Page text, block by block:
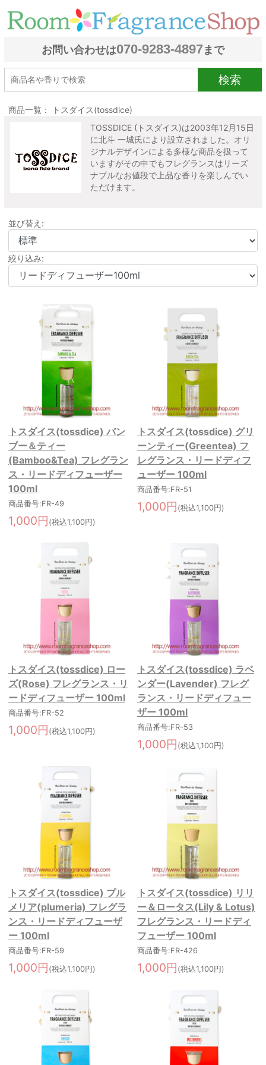
お問い合わせは070-9283-4897まで
検索
商品一覧： トスダイス(tossdice)
TOSSDICE (トスダイス)は2003年12月15日
に北斗 一城氏により設立されました。オリ
ジナルデザインによる多様な商品を扱って
いますがその中でもフレグランスはリーズ
ナブルなお値段で上品な香りを楽しんでい
ただけます。
並び替え:
絞り込み:
トスダイス(tossdice) バン
ブー＆ティー
(Bamboo&Tea) フレグラン
ス・リードディフューザー
100ml
商品番号:FR-49
1,000円 (税込1,100円)
トスダイス(tossdice) グリ
ーンティー(Greentea) フ
レグランス・リードディフ
ューザー 100ml
商品番号:FR-51
1,000円 (税込1,100円)
トスダイス(tossdice) ロー
ズ(Rose) フレグランス・リ
ードディフューザー 100ml
商品番号:FR-52
1,000円 (税込1,100円)
トスダイス(tossdice) ラベ
ンダー(Lavender) フレグ
ランス・リードディフュー
ザー 100ml
商品番号:FR-53
1,000円 (税込1,100円)
トスダイス(tossdice) プル
メリア(plumeria) フレグラ
ンス・リードディフューザ
ー 100ml
商品番号:FR-59
1,000円 (税込1,100円)
トスダイス(tossdice) リリ
ー＆ロータス(Lily & Lotus)
フレグランス・リードディ
フューザー 100ml
商品番号:FR-426
1,000円 (税込1,100円)